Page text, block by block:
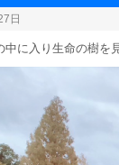
日
中に入り生命の樹を